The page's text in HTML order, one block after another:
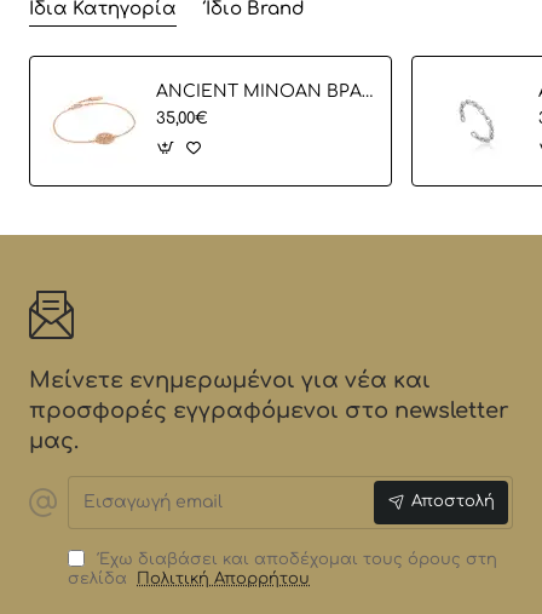
Ίδια Κατηγορία Ίδιο Brand
ANCIENT MINOAN ΒΡΑΧΙΟΛΙ
35,00€
Μείνετε ενημερωμένοι για νέα και
προσφορές εγγραφόμενοι στο newsletter
μας.
email
Αποστολή
Έχω διαβάσει και αποδέχομαι τους όρους στη
σελίδα
Πολιτική Απορρήτου